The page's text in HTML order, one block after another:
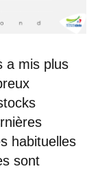
a mis plus
habituelles
sont